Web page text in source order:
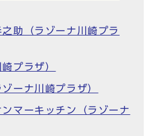
助（ラゾーナ川崎プラ
プラザ）
ーナ川崎プラザ）
マーキッチン（ラゾーナ